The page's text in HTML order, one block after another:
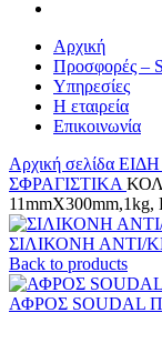
Αρχική
Προσφορές –
Υπηρεσίες
Η εταιρεία
Επικοινωνία
Αρχική σελίδα
ΣΦΡΑΓΙΣΤΙΚΑ
ΣΙΛΙΚΟΝΗ ΑΝΤΙ/
Back to products
ΑΦΡΟΣ SOUDAL